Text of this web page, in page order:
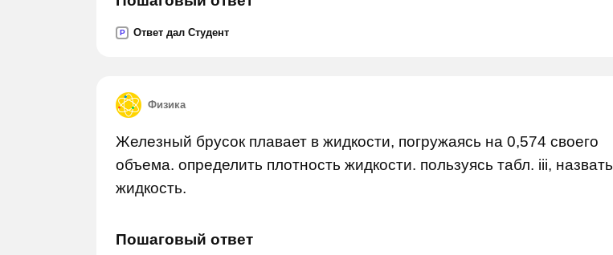
P Ответ дал Студент
Физика
Железный брусок плавает в жидкости, погружаясь на 0,574 своего
объема. определить плотность жидкости. пользуясь табл. iii, назвать
жидкость.
Пошаговый ответ